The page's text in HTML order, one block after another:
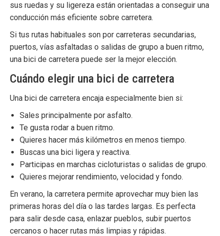
sus ruedas y su ligereza están orientadas a conseguir una
conducción más eficiente sobre carretera.
Si tus rutas habituales son por carreteras secundarias,
puertos, vías asfaltadas o salidas de grupo a buen ritmo,
una bici de carretera puede ser la mejor elección.
Cuándo elegir una bici de carretera
Una bici de carretera encaja especialmente bien si:
Sales principalmente por asfalto.
Te gusta rodar a buen ritmo.
Quieres hacer más kilómetros en menos tiempo.
Buscas una bici ligera y reactiva.
Participas en marchas cicloturistas o salidas de grupo.
Quieres mejorar rendimiento, velocidad y fondo.
En verano, la carretera permite aprovechar muy bien las
primeras horas del día o las tardes largas. Es perfecta
para salir desde casa, enlazar pueblos, subir puertos
cercanos o hacer rutas más limpias y rápidas.